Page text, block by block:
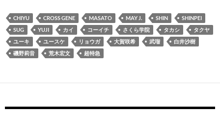
CHIYU CROSS GENE MASATO MAY J. SHIN
SHINPEI
SUG
YUJI カイ コーイチ さくら学院 タカシ
タクヤ
ユーキ
ユースケ リョウガ 大賀咲希 武瑠
白井沙樹
磯野莉音
荒木宏文 超特急